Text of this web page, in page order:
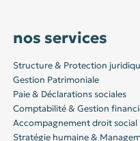
nos services
Structure & Protection
Gestion Patrimoniale
Paie & Déclarations sociales
Comptabilité & Gestion
Accompagnement droit social
Stratégie humaine &